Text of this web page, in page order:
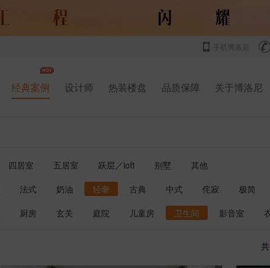
手机博洛尼
经典案例 设计师 热装楼盘 品质保障 关于博洛尼
四居室 五居室 跃层／loft 别墅
其他
法式 奶油 轻奢 古典 中式 侘寂 极简
厨房 玄关 庭院 儿童房 卫生间 影音室
共